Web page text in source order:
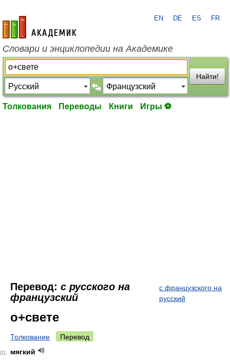
academic.ru
EN DE ES FR
Словари и энциклопедии на Академике
Найти!
Толкования Переводы Книги Игры ⚽
Перевод: с русского на
французский
с французского на
русский
о+свете
Толкование Перевод
мягкий